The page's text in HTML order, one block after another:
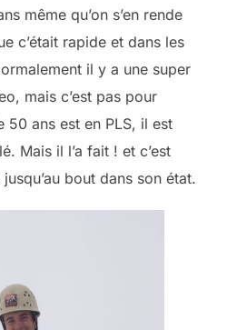
même qu’on s’en rende
c’était rapide et dans les
il y a une super
mais c’est pas pour
50 ans est en PLS, il est
Mais il l’a fait ! et c’est
bout dans son état.